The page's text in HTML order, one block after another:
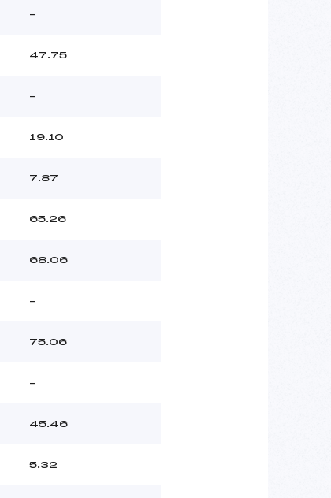
–
47.75
–
19.10
7.87
65.26
68.06
–
75.06
–
45.46
5.32